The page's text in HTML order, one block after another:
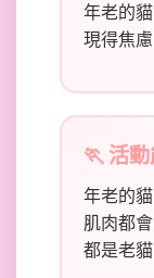
年老的
現得焦
🏃 活
年老的
肌肉都
都是老